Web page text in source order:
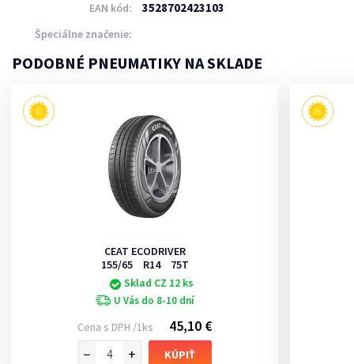
EAN kód: 3528702423103
Špeciálne značenie:
PODOBNÉ PNEUMATIKY NA SKLADE
CEAT ECODRIVER
155/65 R14 75T
Sklad CZ 12 ks
U Vás do 8-10 dní
Cena s DPH /1ks
45,10 €
−
+ KÚPIŤ